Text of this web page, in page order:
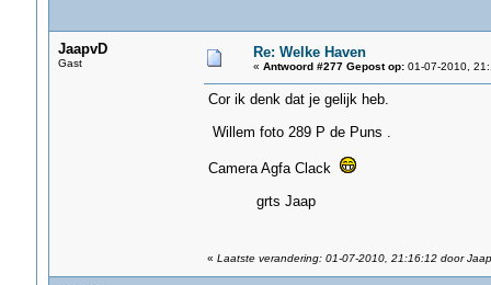
JaapvD
Gast
Re: Welke Haven
« Antwoord #277 Gepost op:01-07-2010,
Cor ik denk dat je gelijk heb.
Willem foto 289 P de Puns .
Camera Agfa Clack
grts Jaap
« Laatste verandering: 01-07-2010, 21:16:12 door